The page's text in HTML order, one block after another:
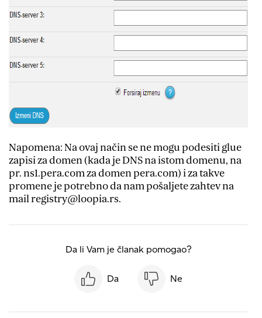
Napomena: Na ovaj način se ne mogu podesiti glue
zapisi za domen (kada je DNS na istom domenu, na
pr. ns1.pera.com za domen pera.com) i za takve
promene je potrebno da nam pošaljete zahtev na
mail registry@loopia.rs.
Da li Vam je članak pomogao?
Da Ne